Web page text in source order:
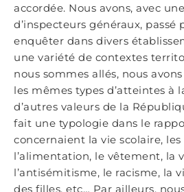
accordée. Nous avons, avec
d’inspecteurs généraux, passé
enquêter dans divers
une variété de contextes
nous sommes allés, nous
les mêmes types d’atteintes à
d’autres valeurs de la
fait une typologie dans le
concernaient la vie scolaire,
l’alimentation, le vêtement, la
l’antisémitisme, le racisme, la
des filles, etc… Par ailleurs,